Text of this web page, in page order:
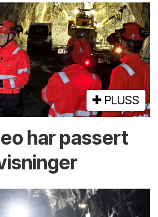
PLUSS
har passert